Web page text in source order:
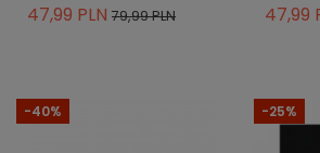
47,99 PLN 79,99 PLN
47,99
-40% -25%